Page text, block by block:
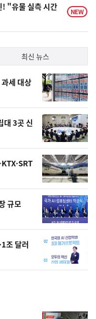
! "유물 실측 시간
NEW
최신 뉴스
세 대상
3곳 신
규모
조 달러